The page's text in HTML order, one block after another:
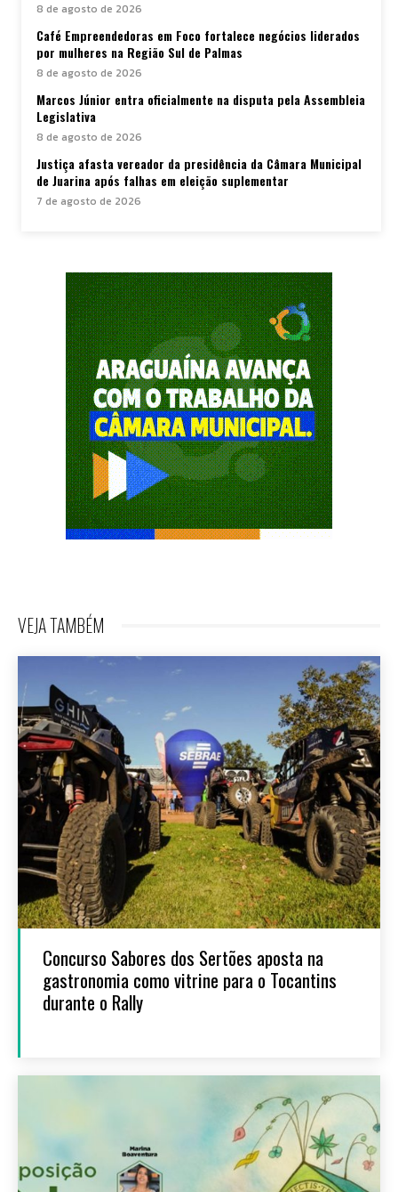
8 de agosto de 2026
Café Empreendedoras em Foco fortalece negócios liderados
por mulheres na Região Sul de Palmas
8 de agosto de 2026
Marcos Júnior entra oficialmente na disputa pela Assembleia
Legislativa
8 de agosto de 2026
Justiça afasta vereador da presidência da Câmara Municipal
de Juarina após falhas em eleição suplementar
7 de agosto de 2026
VEJA TAMBÉM
Concurso Sabores dos Sertões aposta na
gastronomia como vitrine para o Tocantins
durante o Rally